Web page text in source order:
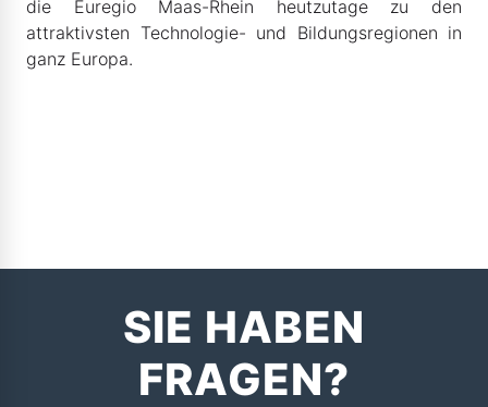
die Euregio Maas-Rhein heutzutage zu den
attraktivsten Technologie- und Bildungsregionen in
ganz Europa.
SIE HABEN
FRAGEN?